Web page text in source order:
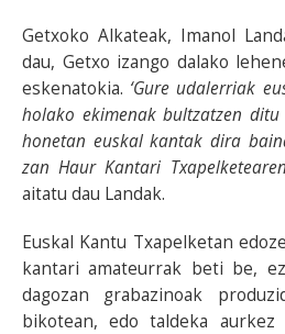
Getxoko Alkateak, Imanol
dau, Getxo izango dalako
eskenatokia. ‘Gure udalerriak
holako ekimenak bultzatzen
honetan euskal kantak dira
zan Haur Kantari
aitatu dau Landak.
Euskal Kantu Txapelketan
kantari amateurrak beti be,
dagozan grabazinoak
bikotean, edo taldeka